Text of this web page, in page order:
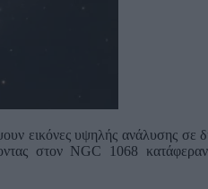
εικόνες υψηλής ανάλυσης
στον NGC 1068